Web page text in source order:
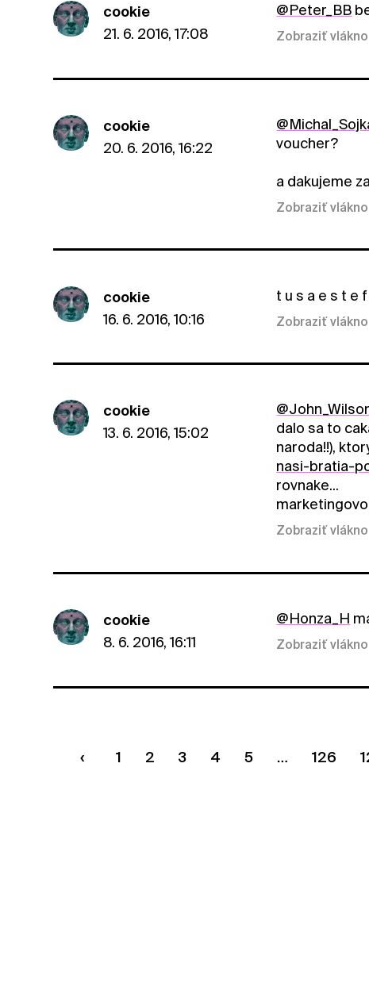
cookie
21. 6. 2016, 17:08
@Peter_BB
Zobraziť vlákno
cookie
20. 6. 2016, 16:22
voucher?
a dakujeme
Zobraziť vlákno
cookie
16. 6. 2016, 10:16
t u s a e s t e
Zobraziť vlákno
cookie
13. 6. 2016, 15:02
dalo sa to
naroda!!),
nasi-bratia-
rovnake...
Zobraziť vlákno
cookie
8. 6. 2016, 16:11
@Honza_H
Zobraziť vlákno
1 2 3 4 5 126